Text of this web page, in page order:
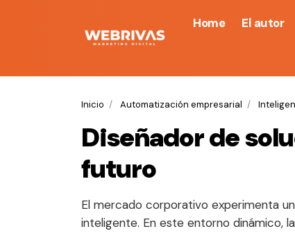
Home
El autor
Inicio Automatización empresarial
Diseñador de
futuro
El mercado corporativo experimenta
inteligente. En este entorno dinámico,